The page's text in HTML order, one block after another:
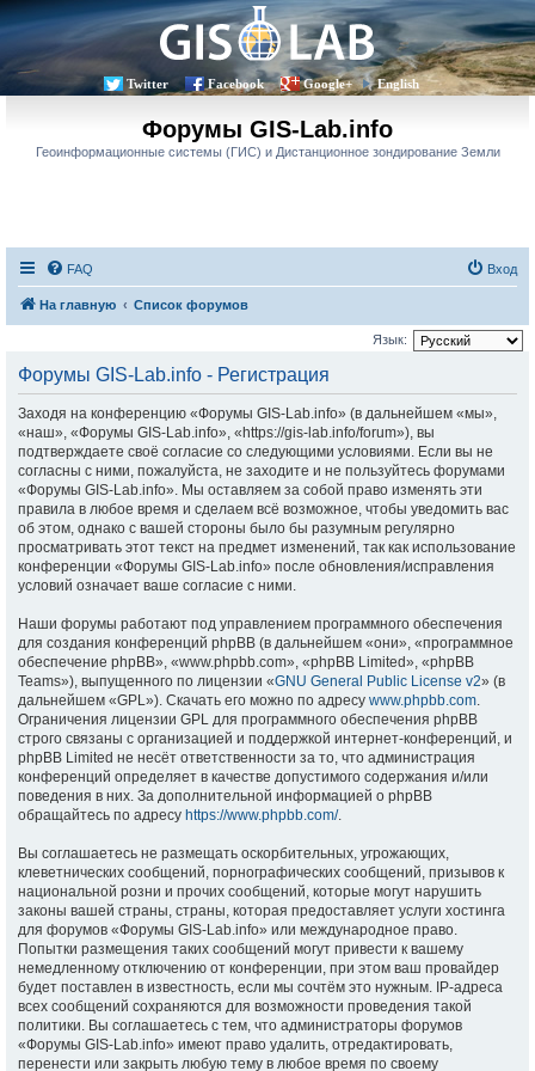
Twitter Facebook Google+ English
Форумы GIS-Lab.info
Геоинформационные системы (ГИС) и Дистанционное зондирование Земли
FAQ Вход
На главную Список форумов
Язык:
Форумы GIS-Lab.info - Регистрация
Заходя на конференцию «Форумы GIS-Lab.info» (в дальнейшем «мы»,
«наш», «Форумы GIS-Lab.info», «https://gis-lab.info/forum»), вы
подтверждаете своё согласие со следующими условиями. Если вы не
согласны с ними, пожалуйста, не заходите и не пользуйтесь форумами
«Форумы GIS-Lab.info». Мы оставляем за собой право изменять эти
правила в любое время и сделаем всё возможное, чтобы уведомить вас
об этом, однако с вашей стороны было бы разумным регулярно
просматривать этот текст на предмет изменений, так как использование
конференции «Форумы GIS-Lab.info» после обновления/исправления
условий означает ваше согласие с ними.
Наши форумы работают под управлением программного обеспечения
для создания конференций phpBB (в дальнейшем «они», «программное
обеспечение phpBB», «www.phpbb.com», «phpBB Limited», «phpBB
Teams»), выпущенного по лицензии «GNU General Public License v2» (в
дальнейшем «GPL»). Скачать его можно по адресу www.phpbb.com.
Ограничения лицензии GPL для программного обеспечения phpBB
строго связаны с организацией и поддержкой интернет-конференций, и
phpBB Limited не несёт ответственности за то, что администрация
конференций определяет в качестве допустимого содержания и/или
поведения в них. За дополнительной информацией о phpBB
обращайтесь по адресу https://www.phpbb.com/.
Вы соглашаетесь не размещать оскорбительных, угрожающих,
клеветнических сообщений, порнографических сообщений, призывов к
национальной розни и прочих сообщений, которые могут нарушить
законы вашей страны, страны, которая предоставляет услуги хостинга
для форумов «Форумы GIS-Lab.info» или международное право.
Попытки размещения таких сообщений могут привести к вашему
немедленному отключению от конференции, при этом ваш провайдер
будет поставлен в известность, если мы сочтём это нужным. IP-адреса
всех сообщений сохраняются для возможности проведения такой
политики. Вы соглашаетесь с тем, что администраторы форумов
«Форумы GIS-Lab.info» имеют право удалить, отредактировать,
перенести или закрыть любую тему в любое время по своему